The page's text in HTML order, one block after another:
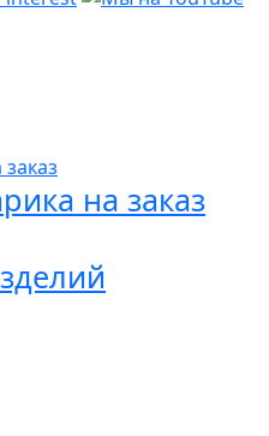
на заказ